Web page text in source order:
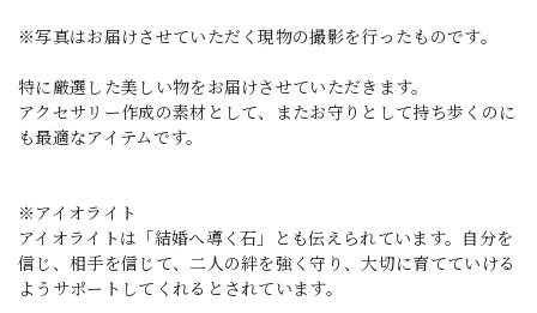
※写真はお届けさせていただく現物の撮影を行ったものです。
特に厳選した美しい物をお届けさせていただきます。
アクセサリー作成の素材として、またお守りとして持ち歩くのに
も最適なアイテムです。
※アイオライト
アイオライトは「結婚へ導く石」とも伝えられています。自分を
信じ、相手を信じて、二人の絆を強く守り、大切に育てていける
ようサポートしてくれるとされています。